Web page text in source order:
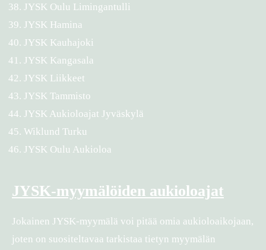
JYSK Oulu Limingantulli
JYSK Hamina
JYSK Kauhajoki
JYSK Kangasala
JYSK Liikkeet
JYSK Tammisto
JYSK Aukioloajat Jyväskylä
Wiklund Turku
JYSK Oulu Aukioloa
JYSK-myymälöiden aukioloajat
Jokainen JYSK-myymälä voi pitää omia aukioloaikojaan,
joten on suositeltavaa tarkistaa tietyn myymälän